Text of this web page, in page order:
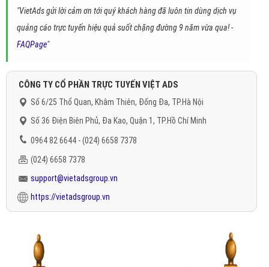
"VietAds gửi lời cảm ơn tới quý khách hàng đã luôn tin dùng dịch vụ
quảng cáo trực tuyến hiệu quả suốt chặng đường 9 năm vừa qua! -
FAQPage"
CÔNG TY CỔ PHẦN TRỰC TUYẾN VIỆT ADS
Số 6/25 Thổ Quan, Khâm Thiên, Đống Đa, TP.Hà Nội
Số 36 Điện Biên Phủ, Đa Kao, Quận 1, TP.Hồ Chí Minh
0964 82 6644 - (024) 6658 7378
(024) 6658 7378
support@vietadsgroup.vn
https://vietadsgroup.vn